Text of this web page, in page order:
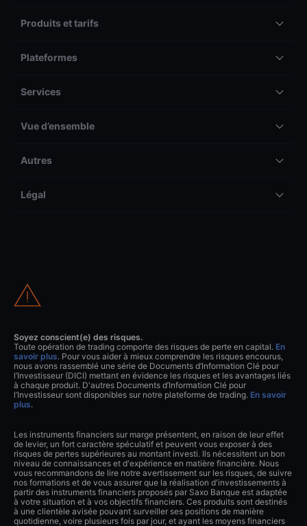
Produits et tarifs
Plateformes
Services
Vue d’ensemble
Autres
Légal
Soyez conscient(e) des risques.
Toute opération de trading comporte des risques de perte en capital. En
savoir plus. Pour vous aider à mieux comprendre les risques encourus,
nous avons rassemblé une série de Documents d’Information Clé pour
l’Investisseur (DICI) mettant en évidence les risques et les avantages liés
à chaque produit. D'autres Documents d’Information Clé pour
l’Investisseur sont disponibles sur notre plateforme de trading. En savoir
plus.
Les instruments financiers sur marge présentent, en raison de leur effet
de levier, un fort caractère spéculatif et peuvent vous exposer à des
risques de pertes supérieures au montant investi. Ils nécessitent un bon
niveau de connaissances et d'expérience en matière financière. Nous
vous recommandons de lire notre avertissement sur les risques, de suivre
nos formations et de vous assurer que la réalisation d'investissements à
partir des instruments financiers proposés par Saxo Banque est adaptée
à votre situation et à vos objectifs financiers. Ces produits sont destinés
à une clientèle avisée pouvant surveiller ses positions de manière
quotidienne, voire plusieurs fois par jour, et ayant les moyens financiers